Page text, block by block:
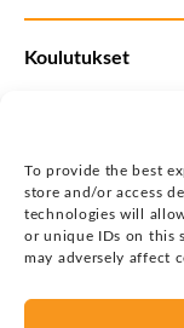
To provide the best
store and/or access
technologies will
or unique IDs on this
may adversely affect
Koulutukset